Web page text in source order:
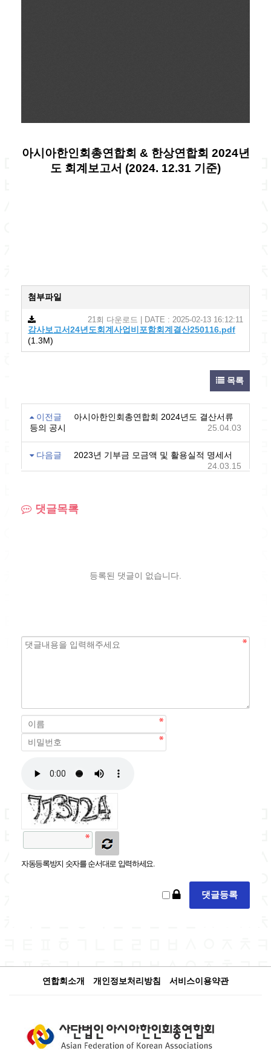
아시아한인회총연합회 & 한상연합회 2024년
도 회계보고서 (2024. 12.31 기준)
첨부파일
감사보고서24년도회계사업비포함회계결산250116.pdf
(1.3M)
21회 다운로드 | DATE : 2025-02-13 16:12:11
목록
이전글
아시아한인회총연합회 2024년도 결산서류
등의 공시
25.04.03
다음글
2023년 기부금 모금액 및 활용실적 명세서
24.03.15
댓글목록
등록된 댓글이 없습니다.
자동등록방지 숫자를 순서대로 입력하세요.
연합회소개 개인정보처리방침 서비스이용약관